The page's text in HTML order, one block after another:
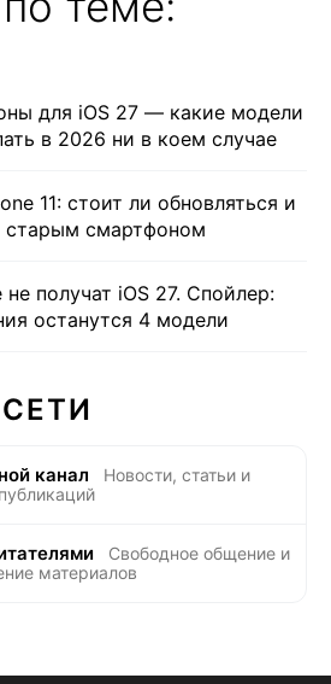
для iOS 27 — какие модели
в 2026 ни в коем случае
11: стоит ли обновляться и
старым смартфоном
не получат iOS 27. Спойлер:
останутся 4 модели
канал
Новости, статьи и
Свободное общение и
материалов